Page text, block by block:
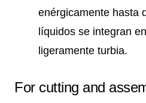
enérgicamente hasta
líquidos se integran
ligeramente turbia.
For cutting and